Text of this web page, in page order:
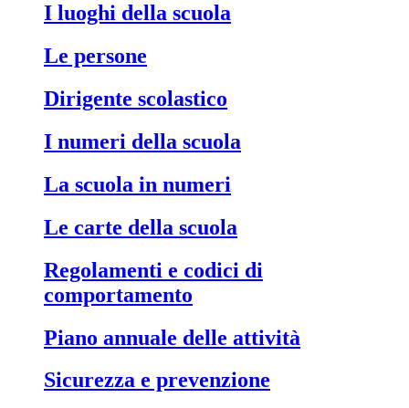
I luoghi della scuola
Le persone
Dirigente scolastico
I numeri della scuola
La scuola in numeri
Le carte della scuola
Regolamenti e codici di
comportamento
Piano annuale delle attività
Sicurezza e prevenzione